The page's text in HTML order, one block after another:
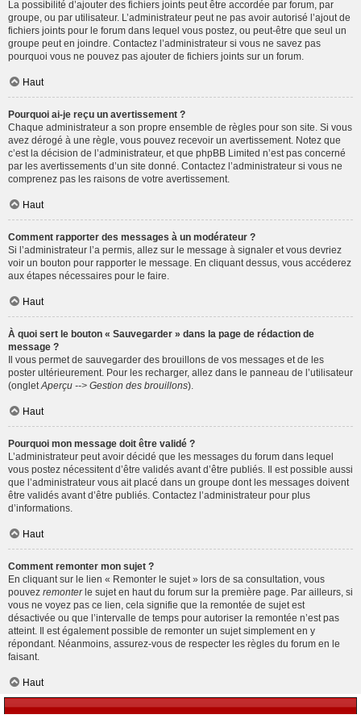
La possibilité d’ajouter des fichiers joints peut être accordée par forum, par
groupe, ou par utilisateur. L’administrateur peut ne pas avoir autorisé l’ajout de
fichiers joints pour le forum dans lequel vous postez, ou peut-être que seul un
groupe peut en joindre. Contactez l’administrateur si vous ne savez pas
pourquoi vous ne pouvez pas ajouter de fichiers joints sur un forum.
Haut
Pourquoi ai-je reçu un avertissement ?
Chaque administrateur a son propre ensemble de règles pour son site. Si vous
avez dérogé à une règle, vous pouvez recevoir un avertissement. Notez que
c’est la décision de l’administrateur, et que phpBB Limited n’est pas concerné
par les avertissements d’un site donné. Contactez l’administrateur si vous ne
comprenez pas les raisons de votre avertissement.
Haut
Comment rapporter des messages à un modérateur ?
Si l’administrateur l’a permis, allez sur le message à signaler et vous devriez
voir un bouton pour rapporter le message. En cliquant dessus, vous accéderez
aux étapes nécessaires pour le faire.
Haut
À quoi sert le bouton « Sauvegarder » dans la page de rédaction de
message ?
Il vous permet de sauvegarder des brouillons de vos messages et de les
poster ultérieurement. Pour les recharger, allez dans le panneau de l’utilisateur
(onglet Aperçu --> Gestion des brouillons).
Haut
Pourquoi mon message doit être validé ?
L’administrateur peut avoir décidé que les messages du forum dans lequel
vous postez nécessitent d’être validés avant d’être publiés. Il est possible aussi
que l’administrateur vous ait placé dans un groupe dont les messages doivent
être validés avant d’être publiés. Contactez l’administrateur pour plus
d’informations.
Haut
Comment remonter mon sujet ?
En cliquant sur le lien « Remonter le sujet » lors de sa consultation, vous
pouvez remonterle sujet en haut du forum sur la première page. Par ailleurs, si
vous ne voyez pas ce lien, cela signifie que la remontée de sujet est
désactivée ou que l’intervalle de temps pour autoriser la remontée n’est pas
atteint. Il est également possible de remonter un sujet simplement en y
répondant. Néanmoins, assurez-vous de respecter les règles du forum en le
faisant.
Haut